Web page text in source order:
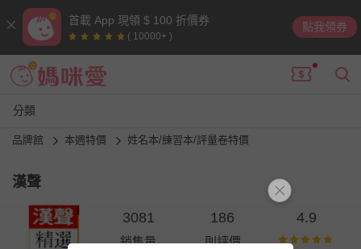
首載 App 現領 $ 100 折價券
( 10000+ )
點我領券
分類
品牌館 本週特價 姓名本/練習本/評量卷特價
漢聲
3081
銷售量
186
則評價
4.9